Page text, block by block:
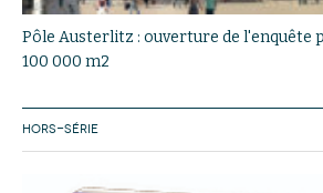
Pôle Austerlitz : ouverture de l'enquête
100 000 m2
HORS-SÉRIE